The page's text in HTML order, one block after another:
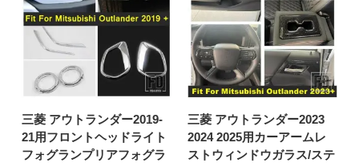
三菱 アウトランダー2019-
21用フロントヘッドライト
フォグランプリアフォグラ
三菱 アウトランダー2023
2024 2025用カーアームレ
ストウィンドウガラス/ステ